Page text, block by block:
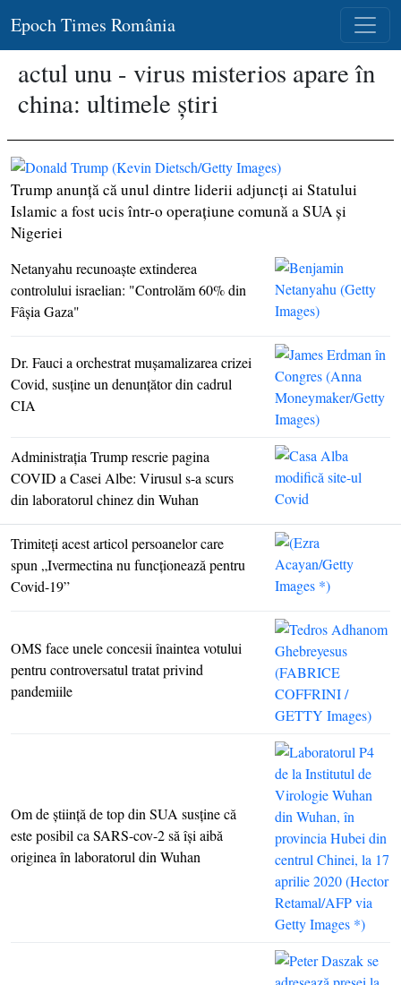
Epoch Times România
actul unu - virus misterios apare în
china: ultimele știri
Trump anunţă că unul dintre liderii adjuncţi ai Statului
Islamic a fost ucis într-o operaţiune comună a SUA şi
Nigeriei
Netanyahu recunoaşte extinderea
controlului israelian: "Controlăm 60% din
Fâşia Gaza"
Dr. Fauci a orchestrat muşamalizarea crizei
Covid, susţine un denunţător din cadrul
CIA
Administraţia Trump rescrie pagina
COVID a Casei Albe: Virusul s-a scurs
din laboratorul chinez din Wuhan
Trimiteţi acest articol persoanelor care
spun „Ivermectina nu funcţionează pentru
Covid-19”
OMS face unele concesii înaintea votului
pentru controversatul tratat privind
pandemiile
Om de ştiinţă de top din SUA susţine că
este posibil ca SARS-cov-2 să îşi aibă
originea în laboratorul din Wuhan